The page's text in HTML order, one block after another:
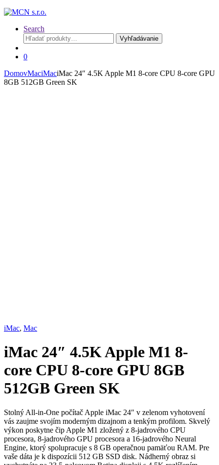
Search
Hľadať:
Vyhľadávanie
0
DomovMaciMaciMac 24″ 4.5K Apple M1 8-core CPU 8-core GPU
8GB 512GB Green SK
iMac, Mac
iMac 24″ 4.5K Apple M1 8-
core CPU 8-core GPU 8GB
512GB Green SK
Stolný All-in-One počítač Apple iMac 24″ v zelenom vyhotovení
vás zaujme svojím moderným dizajnom a tenkým profilom. Skvelý
výkon poskytne čip Apple M1 zložený z 8-jadrového CPU
procesora, 8-jadrového GPU procesora a 16-jadrového Neural
Engine, ktorý spolupracuje s 8 GB operačnou pamäťou RAM. Pre
vaše dáta je k dispozícii 512 GB SSD disk. Nádherný obraz si